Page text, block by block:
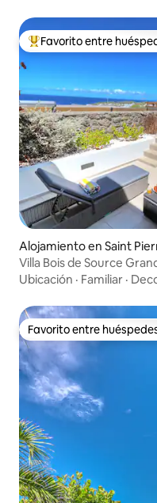
Favorito entre
Favorito entre
Alojamiento en Saint
Villa Bois de Source
Ubicación · Familiar ·
Favorito entre
Favorito entre